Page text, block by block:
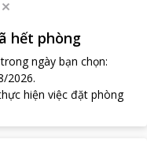
hết phòng
ngày bạn chọn:
2026.
hiện việc đặt phòng